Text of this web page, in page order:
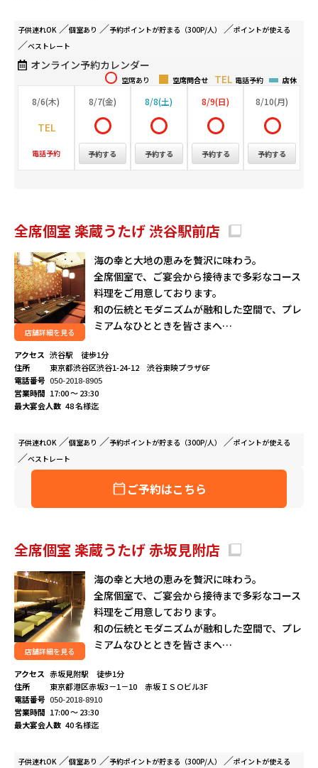
子供連れOK 個室あり 予約ポイントが貯まる（300P/人） ポイントが使える
ベストレート
オンライン予約カレンダー
店休
電話予約
空席問合せ
空席あり
8/6(木)
電話予約
8/7(金)
予約する
8/8(土)
予約する
8/9(日)
予約する
8/10(月)
予約する
全席個室 楽蔵うたげ 渋谷駅前店
店舗詳細を見る
海の幸と大地の恵みを贅沢に味わう。
全席個室で、ご宴会から接待まで多彩なコース
料理をご用意しております。
和の伝統とモダニズムが融和した空間で、プレ
ミアムなひとときを皆さまへ…
アクセス 渋谷駅 徒歩1分
住所
東京都渋谷区渋谷1-24-12 渋谷東映プラザ6F
電話番号 050-2018-8905
営業時間 17:00 ～ 23:30
最大宴会人数 48 名様迄
子供連れOK 個室あり 予約ポイントが貯まる（300P/人） ポイントが使える
ベストレート
ご予約はこちら
全席個室 楽蔵うたげ 赤坂見附店
店舗詳細を見る
海の幸と大地の恵みを贅沢に味わう。
全席個室で、ご宴会から接待まで多彩なコース
料理をご用意しております。
和の伝統とモダニズムが融和した空間で、プレ
ミアムなひとときを皆さまへ…
アクセス 赤坂見附駅 徒歩1分
住所
東京都港区赤坂3－1－10 赤坂ＩＳＯビル3F
電話番号 050-2018-8910
営業時間 17:00 ～ 23:30
最大宴会人数 40 名様迄
子供連れOK 個室あり 予約ポイントが貯まる（300P/人） ポイントが使える